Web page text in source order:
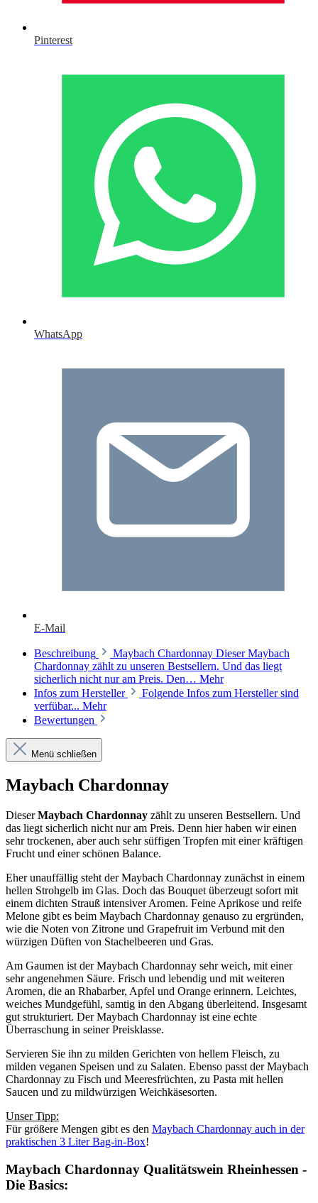
Pinterest
WhatsApp
E-Mail
Beschreibung
Maybach Chardonnay Dieser Maybach
Chardonnay zählt zu unseren Bestsellern. Und das liegt
sicherlich nicht nur am Preis. Den… Mehr
Infos zum Hersteller
Folgende Infos zum Hersteller sind
verfübar... Mehr
Bewertungen
Menü schließen
Maybach Chardonnay
DieserMaybach Chardonnay zählt zu unseren Bestsellern. Und
das liegt sicherlich nicht nur am Preis. Denn hier haben wir einen
sehr trockenen, aber auch sehr süffigen Tropfen mit einer kräftigen
Frucht und einer schönen Balance.
Eher unauffällig steht der Maybach Chardonnay zunächst in einem
hellen Strohgelb im Glas. Doch das Bouquet überzeugt sofort mit
einem dichten Strauß intensiver Aromen. Feine Aprikose und reife
Melone gibt es beim Maybach Chardonnay genauso zu ergründen,
wie die Noten von Zitrone und Grapefruit im Verbund mit den
würzigen Düften von Stachelbeeren und Gras.
Am Gaumen ist der Maybach Chardonnay sehr weich, mit einer
sehr angenehmen Säure. Frisch und lebendig und mit weiteren
Aromen, die an Rhabarber, Apfel und Orange erinnern. Leichtes,
weiches Mundgefühl, samtig in den Abgang überleitend. Insgesamt
gut strukturiert. Der Maybach Chardonnay ist eine echte
Überraschung in seiner Preisklasse.
Servieren Sie ihn zu milden Gerichten von hellem Fleisch, zu
milden veganen Speisen und zu Salaten. Ebenso passt der Maybach
Chardonnay zu Fisch und Meeresfrüchten, zu Pasta mit hellen
Saucen und zu mildwürzigen Weichkäsesorten.
Unser Tipp:
Für größere Mengen gibt es den Maybach Chardonnay auch in der
praktischen 3 Liter Bag-in-Box!
Maybach Chardonnay Qualitätswein Rheinhessen -
Die Basics: